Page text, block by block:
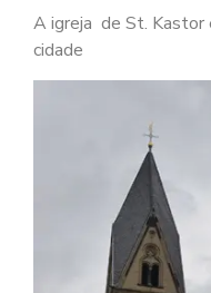
A igreja de St. Kastor
cidade